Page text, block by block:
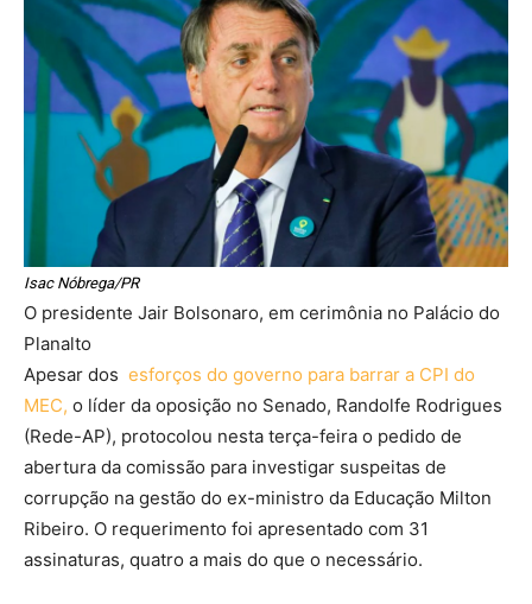
Isac Nóbrega/PR
O presidente Jair Bolsonaro, em cerimônia no Palácio do
Planalto
Apesar dos esforços do governo para barrar a CPI do
MEC, o líder da oposição no Senado, Randolfe Rodrigues
(Rede-AP), protocolou nesta terça-feira o pedido de
abertura da comissão para investigar suspeitas de
corrupção na gestão do ex-ministro da Educação Milton
Ribeiro. O requerimento foi apresentado com 31
assinaturas, quatro a mais do que o necessário.